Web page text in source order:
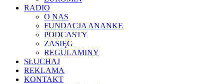
RADIO
O NAS
FUNDACJA ANANKE
PODCASTY
ZASIĘG
REGULAMINY
SŁUCHAJ
REKLAMA
KONTAKT